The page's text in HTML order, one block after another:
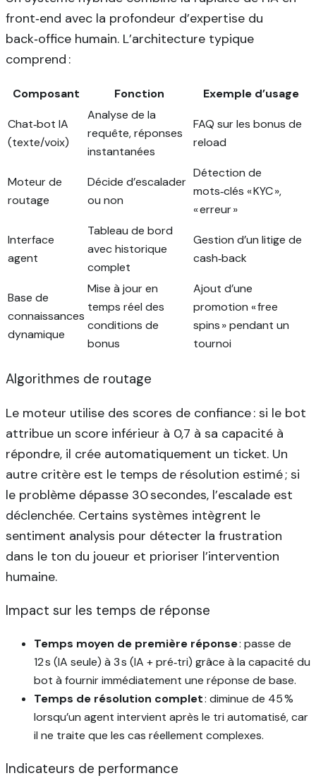
front‑end avec la profondeur d’expertise du
back‑office humain. L’architecture typique
comprend :
Composant Fonction Exemple d’usage
Chat‑bot IA
(texte/voix)
Analyse de la
requête, réponses
instantanées
FAQ sur les bonus de
reload
Moteur de
routage
Décide d’escalader
ou non
Détection de
mots‑clés « KYC »,
« erreur »
Interface
agent
Tableau de bord
avec historique
complet
Gestion d’un litige de
cash‑back
Base de
connaissances
dynamique
Mise à jour en
temps réel des
conditions de
bonus
Ajout d’une
promotion « free
spins » pendant un
tournoi
Algorithmes de routage
Le moteur utilise des scores de confiance : si le bot
attribue un score inférieur à 0,7 à sa capacité à
répondre, il crée automatiquement un ticket. Un
autre critère est le temps de résolution estimé ; si
le problème dépasse 30 secondes, l’escalade est
déclenchée. Certains systèmes intègrent le
sentiment analysis pour détecter la frustration
dans le ton du joueur et prioriser l’intervention
humaine.
Impact sur les temps de réponse
Temps moyen de première réponse: passe de
12 s (IA seule) à 3 s (IA + pré‑tri) grâce à la capacité du
bot à fournir immédiatement une réponse de base.
Temps de résolution complet: diminue de 45 %
lorsqu’un agent intervient après le tri automatisé, car
il ne traite que les cas réellement complexes.
Indicateurs de performance